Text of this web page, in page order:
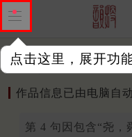
点击这里，展开功
作品 标注四声 出处
作品信息已由电脑自
第 4 句因包含“尧，